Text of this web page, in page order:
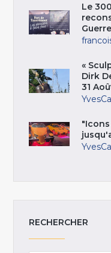
Le
«
Dirk
31
RECHERCHER